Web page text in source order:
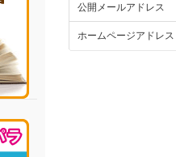
公開メールアドレス
ホームページアドレス